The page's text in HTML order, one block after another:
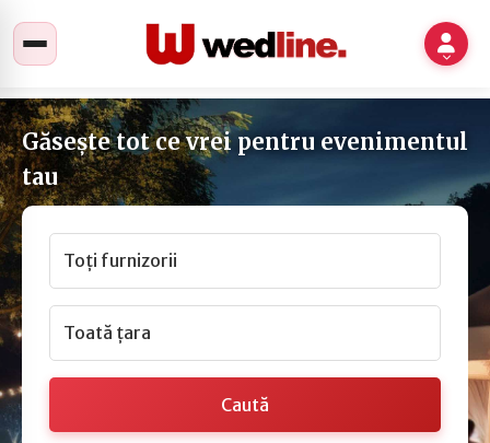
Găsește tot ce vrei pentru evenimentul
tau
Toți furnizorii
Toată țara
Caută